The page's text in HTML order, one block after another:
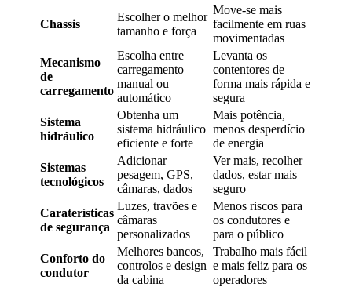
Chassis
Escolher o melhor
tamanho e força
Move-se mais
facilmente em ruas
movimentadas
Mecanismo
de
carregamento
Escolha entre
carregamento
manual ou
automático
Levanta os
contentores de
forma mais rápida e
segura
Sistema
hidráulico
Obtenha um
sistema hidráulico
eficiente e forte
Mais potência,
menos desperdício
de energia
Sistemas
tecnológicos
Adicionar
pesagem, GPS,
câmaras, dados
Ver mais, recolher
dados, estar mais
seguro
Caraterísticas
de segurança
Luzes, travões e
câmaras
personalizados
Menos riscos para
os condutores e
para o público
Conforto do
condutor
Melhores bancos,
controlos e design
da cabina
Trabalho mais fácil
e mais feliz para os
operadores